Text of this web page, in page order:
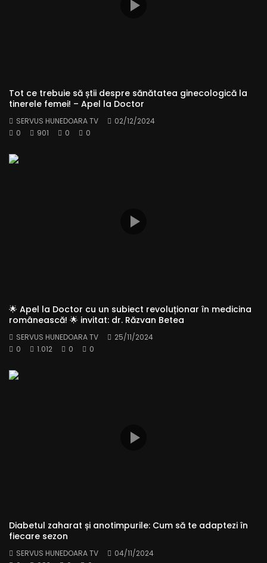
Tot ce trebuie să știi despre sănătatea ginecologică la
tinerele femei! – Apel la Doctor
SERVUS HUNEDOARA TV
02/12/2024
0
901 0 0
🌟 Apel la Doctor cu un subiect revoluționar în medicina
românească! 🌟 invitat: dr. Răzvan Betea
SERVUS HUNEDOARA TV
25/11/2024
0
1.012 0 0
Diabetul zaharat și anotimpurile: Cum să te adaptezi în
fiecare sezon
SERVUS HUNEDOARA TV
04/11/2024